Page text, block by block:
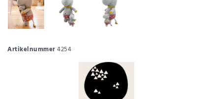
Artikelnummer4254